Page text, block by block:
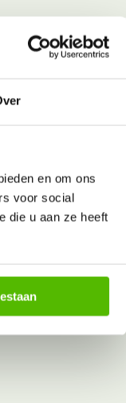
en om ons
voor social
die u aan ze heeft